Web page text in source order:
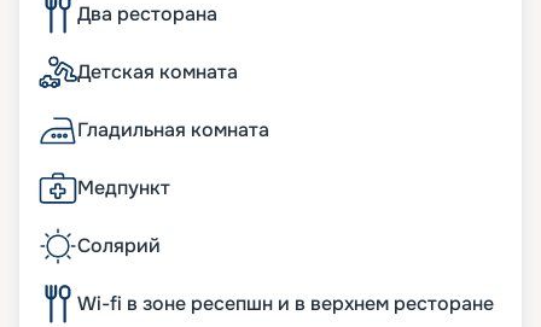
Два ресторана
Детская комната
Гладильная комната
Медпункт
Солярий
Wi-fi в зоне ресепшн и в верхнем ресторане